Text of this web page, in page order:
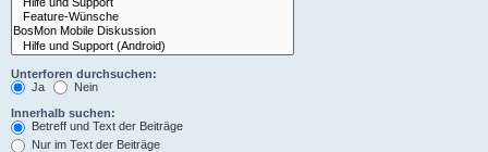
Unterforen durchsuchen:
Ja
Nein
Innerhalb suchen:
Betreff und Text der Beiträge
Nur im Text der Beiträge